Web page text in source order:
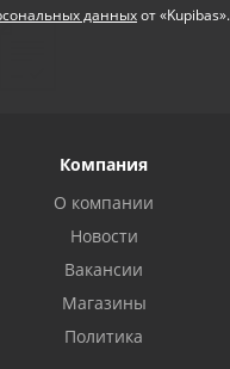
данныхот «Kupibas».
Компания
О компании
Новости
Вакансии
Магазины
Политика